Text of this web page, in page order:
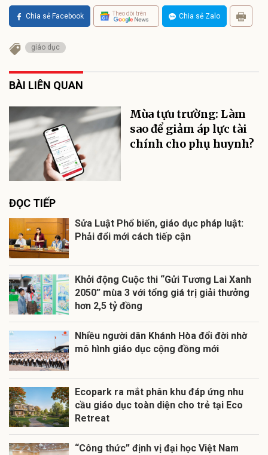
Chia sẻ Facebook Theo dõi trên Chia sẻ Zalo
giáo dục
BÀI LIÊN QUAN
Mùa tựu trường: Làm
sao để giảm áp lực tài
chính cho phụ huynh?
ĐỌC TIẾP
Sửa Luật Phổ biến, giáo dục pháp luật:
Phải đổi mới cách tiếp cận
Khởi động Cuộc thi “Gửi Tương Lai Xanh
2050” mùa 3 với tổng giá trị giải thưởng
hơn 2,5 tỷ đồng
Nhiều người dân Khánh Hòa đổi đời nhờ
mô hình giáo dục cộng đồng mới
Ecopark ra mắt phân khu đáp ứng nhu
cầu giáo dục toàn diện cho trẻ tại Eco
Retreat
“Công thức” định vị đại học Việt Nam